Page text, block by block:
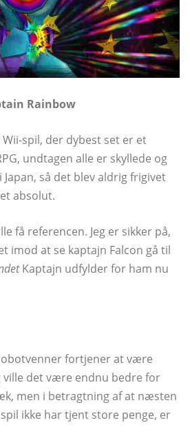
Rainbow
spil, der dybest set er et
undtagen alle er skyllede og
så det blev aldrig frigivet
absolut.
få referencen. Jeg er sikker på,
imod at se kaptajn Falcon gå til
Kaptajn udfylder for ham nu
fortjener at være
ville det være endnu bedre for
men i betragtning af at næsten
ikke har tjent store penge, er